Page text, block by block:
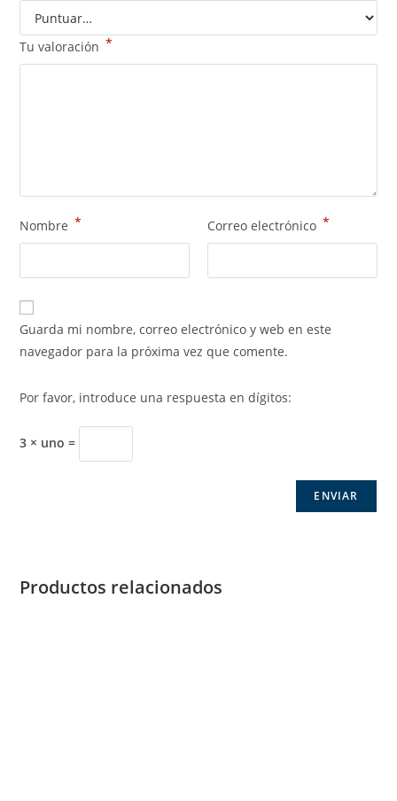
Tu valoración *
Nombre * Correo electrónico *
Guarda mi nombre, correo electrónico y web en este
navegador para la próxima vez que comente.
Por favor, introduce una respuesta en dígitos:
3 × uno =
Productos relacionados